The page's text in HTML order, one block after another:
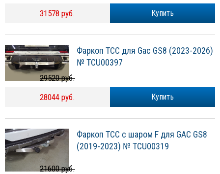
Купить
31578 руб.
Фаркоп ТСС для Gac GS8 (2023-2026)
№ TCU00397
Купить
29520 руб.
28044 руб.
Фаркоп ТСС с шаром F для GAC GS8
(2019-2023) № TCU00319
21600 руб.